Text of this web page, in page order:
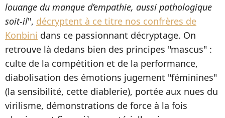
louange du manque d’empathie, aussi pathologique
soit-il", décryptent à ce titre nos confrères de
Konbini dans ce passionnant décryptage. On
retrouve là dedans bien des principes "mascus" :
culte de la compétition et de la performance,
diabolisation des émotions jugement "féminines"
(la sensibilité, cette diablerie), portée aux nues du
virilisme, démonstrations de force à la fois